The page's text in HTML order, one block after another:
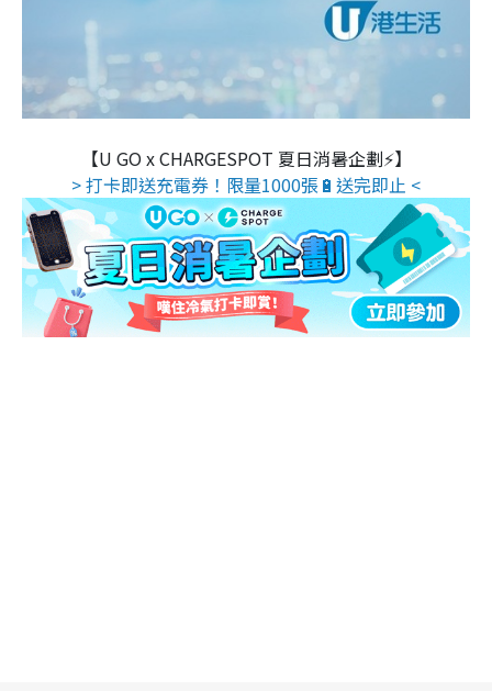
【U GO x CHARGESPOT 夏日消暑企劃⚡】
> 打卡即送充電券！限量1000張🔋送完即止 <